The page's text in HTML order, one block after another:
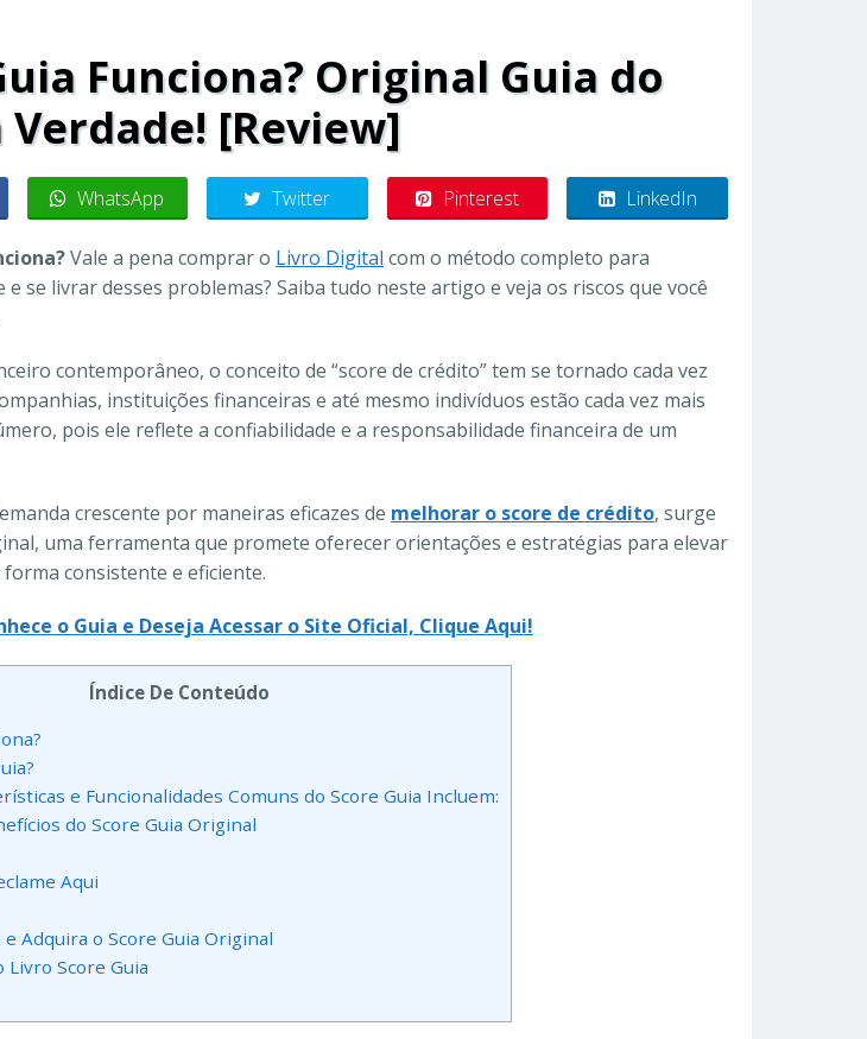
Funciona? Original Guia do
Verdade! [Review]
WhatsApp Twitter Pinterest LinkedIn
Vale a pena comprar o Livro Digital com o método completo para
e se livrar desses problemas? Saiba tudo neste artigo e veja os riscos que você
contemporâneo, o conceito de “score de crédito” tem se tornado cada vez
instituições financeiras e até mesmo indivíduos estão cada vez mais
pois ele reflete a confiabilidade e a responsabilidade financeira de um
crescente por maneiras eficazes de melhorar o score de crédito, surge
uma ferramenta que promete oferecer orientações e estratégias para elevar
consistente e eficiente.
o Guia e Deseja Acessar o Site Oficial, Clique Aqui!
Índice De Conteúdo
e Funcionalidades Comuns do Score Guia Incluem:
do Score Guia Original
Aqui
Adquira o Score Guia Original
Score Guia